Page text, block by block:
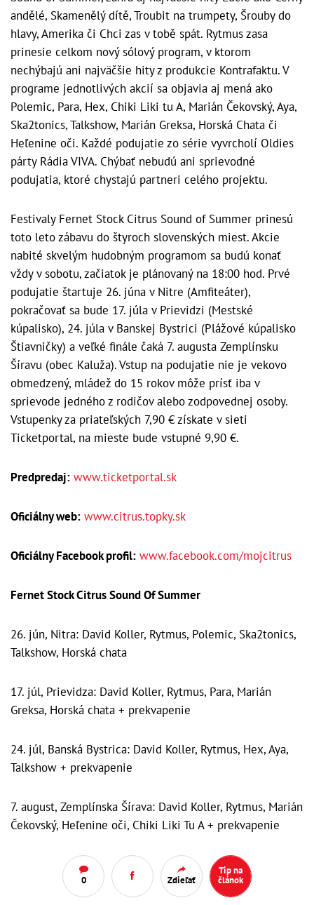
andělé, Skamenělý dítě, Troubit na trumpety, Šrouby do
hlavy, Amerika či Chci zas v tobě spát. Rytmus zasa
prinesie celkom nový sólový program, v ktorom
nechýbajú ani najväčšie hity z produkcie Kontrafaktu. V
programe jednotlivých akcií sa objavia aj mená ako
Polemic, Para, Hex, Chiki Liki tu A, Marián Čekovský, Aya,
Ska2tonics, Talkshow, Marián Greksa, Horská Chata či
Heľenine oči. Každé podujatie zo série vyvrcholí Oldies
párty Rádia VIVA. Chýbať nebudú ani sprievodné
podujatia, ktoré chystajú partneri celého projektu.
Festivaly Fernet Stock Citrus Sound of Summer prinesú
toto leto zábavu do štyroch slovenských miest. Akcie
nabité skvelým hudobným programom sa budú konať
vždy v sobotu, začiatok je plánovaný na 18:00 hod. Prvé
podujatie štartuje 26. júna v Nitre (Amfiteáter),
pokračovať sa bude 17. júla v Prievidzi (Mestské
kúpalisko), 24. júla v Banskej Bystrici (Plážové kúpalisko
Štiavničky) a veľké finále čaká 7. augusta Zemplínsku
Šíravu (obec Kaluža). Vstup na podujatie nie je vekovo
obmedzený, mládež do 15 rokov môže prísť iba v
sprievode jedného z rodičov alebo zodpovednej osoby.
Vstupenky za priateľských 7,90 € získate v sieti
Ticketportal, na mieste bude vstupné 9,90 €.
Predpredaj: www.ticketportal.sk
Oficiálny web: www.citrus.topky.sk
Oficiálny Facebook profil: www.facebook.com/mojcitrus
Fernet Stock Citrus Sound Of Summer
26. jún, Nitra: David Koller, Rytmus, Polemic, Ska2tonics,
Talkshow, Horská chata
17. júl, Prievidza: David Koller, Rytmus, Para, Marián
Greksa, Horská chata + prekvapenie
24. júl, Banská Bystrica: David Koller, Rytmus, Hex, Aya,
Talkshow + prekvapenie
7. august, Zemplínska Šírava: David Koller, Rytmus, Marián
Čekovský, Heľenine oči, Chiki Liki Tu A + prekvapenie
0 Zdieľať
Tip na
článok